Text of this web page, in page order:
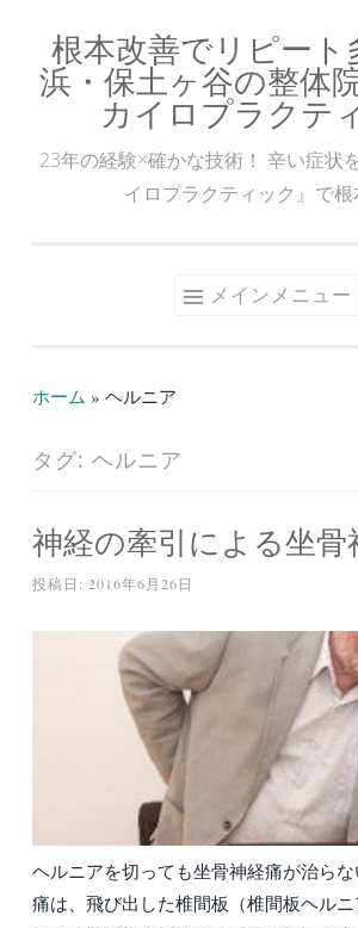
ン
根本改善でリピート
浜・保土ヶ谷の整体
カイロプラクテ
23年の経験×確かな技術！ 辛い症状
イロプラクティック』で根
メインメニュー
ホーム » ヘルニア
タグ: ヘルニア
神経の牽引による坐骨
投稿日: 2016年6月26日
ヘルニアを切っても坐骨神経痛が治ら
痛は、飛び出した椎間板（椎間板ヘル